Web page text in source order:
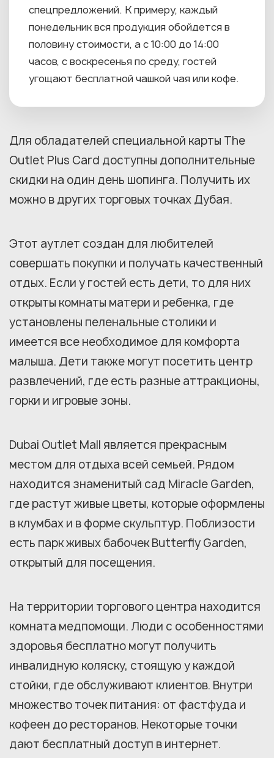
спецпредложений. К примеру, каждый
понедельник вся продукция обойдется в
половину стоимости, а с 10:00 до 14:00
часов, с воскресенья по среду, гостей
угощают бесплатной чашкой чая или кофе.
Для обладателей специальной карты The
Outlet Plus Card доступны дополнительные
скидки на один день шопинга. Получить их
можно в других торговых точках Дубая.
Этот аутлет создан для любителей
совершать покупки и получать качественный
отдых. Если у гостей есть дети, то для них
открыты комнаты матери и ребенка, где
установлены пеленальные столики и
имеется все необходимое для комфорта
малыша. Дети также могут посетить центр
развлечений, где есть разные аттракционы,
горки и игровые зоны.
Dubai Outlet Mall является прекрасным
местом для отдыха всей семьей. Рядом
находится знаменитый сад Miracle Garden,
где растут живые цветы, которые оформлены
в клумбах и в форме скульптур. Поблизости
есть парк живых бабочек Butterfly Garden,
открытый для посещения.
На территории торгового центра находится
комната медпомощи. Люди с особенностями
здоровья бесплатно могут получить
инвалидную коляску, стоящую у каждой
стойки, где обслуживают клиентов. Внутри
множество точек питания: от фастфуда и
кофеен до ресторанов. Некоторые точки
дают бесплатный доступ в интернет.